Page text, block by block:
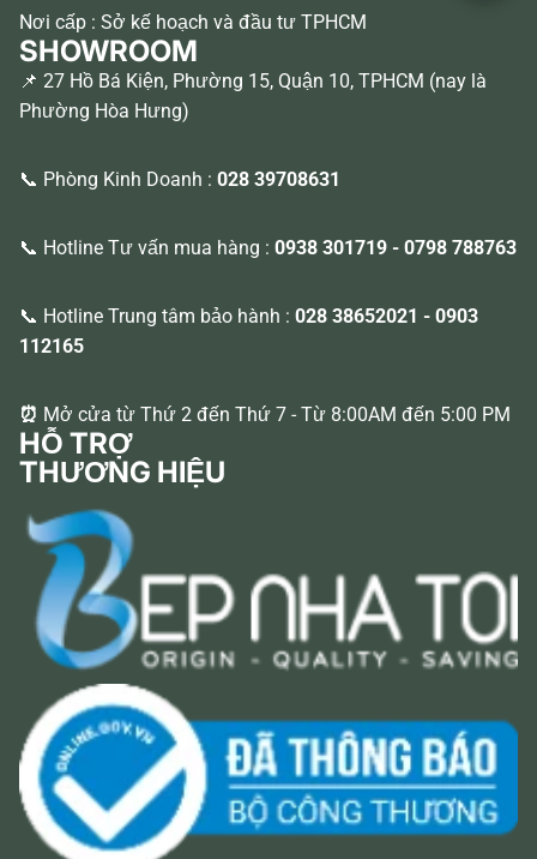
Nơi cấp : Sở kế hoạch và đầu tư TPHCM
SHOWROOM
📌 27 Hồ Bá Kiện, Phường 15, Quận 10, TPHCM (nay là
Phường Hòa Hưng)
📞 Phòng Kinh Doanh : 028 39708631
📞 Hotline Tư vấn mua hàng : 0938 301719 - 0798 788763
📞 Hotline Trung tâm bảo hành : 028 38652021 - 0903
112165
⏰ Mở cửa từ Thứ 2 đến Thứ 7 - Từ 8:00AM đến 5:00 PM
HỖ TRỢ
THƯƠNG HIỆU